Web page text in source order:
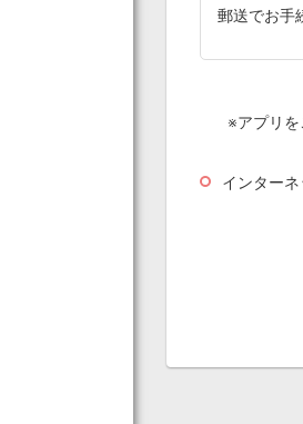
郵送でお手
※アプリ
インター